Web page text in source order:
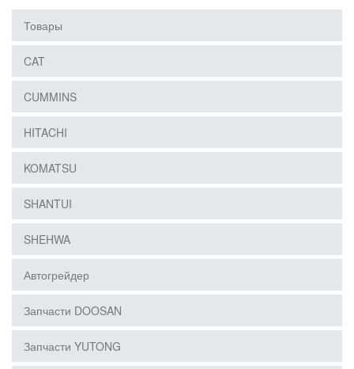
Товары
CAT
CUMMINS
HITACHI
KOMATSU
SHANTUI
SHEHWA
Автогрейдер
Запчасти DOOSAN
Запчасти YUTONG